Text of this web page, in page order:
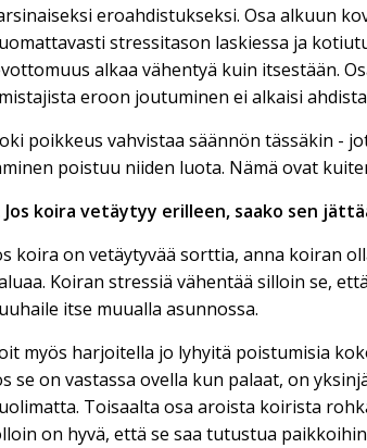
eroahdistukseksi. Osa alkuun
stressitason laskiessa ja
alkaa vähentyä kuin itsestään.
eroon joutuminen ei alkaisi
poikkeus vahvistaa säännön tässäkin -
poistuu niiden luota. Nämä ovat
Jos koira vetäytyy erilleen, saako sen
koira on vetäytyvää sorttia, anna koiran
Koiran stressiä vähentää silloin se,
itse muualla asunnossa.
myös harjoitella jo lyhyitä poistumisia
se on vastassa ovella kun palaat, on
Toisaalta osa aroista koirista
on hyvä, että se saa tutustua